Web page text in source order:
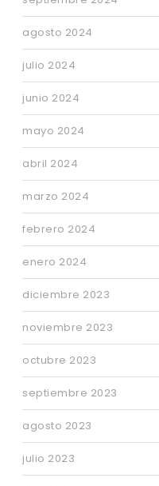
agosto 2024
julio 2024
junio 2024
mayo 2024
abril 2024
marzo 2024
febrero 2024
enero 2024
diciembre 2023
noviembre 2023
octubre 2023
septiembre 2023
agosto 2023
julio 2023